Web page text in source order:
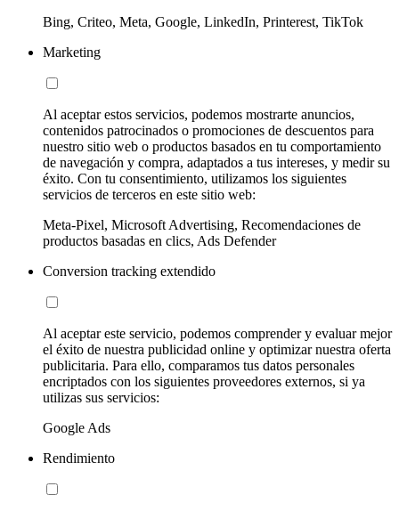
Bing, Criteo, Meta, Google, LinkedIn, Printerest, TikTok
Marketing
Al aceptar estos servicios, podemos mostrarte anuncios,
contenidos patrocinados o promociones de descuentos para
nuestro sitio web o productos basados en tu comportamiento
de navegación y compra, adaptados a tus intereses, y medir su
éxito. Con tu consentimiento, utilizamos los siguientes
servicios de terceros en este sitio web:
Meta-Pixel, Microsoft Advertising, Recomendaciones de
productos basadas en clics, Ads Defender
Conversion tracking extendido
Al aceptar este servicio, podemos comprender y evaluar mejor
el éxito de nuestra publicidad online y optimizar nuestra oferta
publicitaria. Para ello, comparamos tus datos personales
encriptados con los siguientes proveedores externos, si ya
utilizas sus servicios:
Google Ads
Rendimiento